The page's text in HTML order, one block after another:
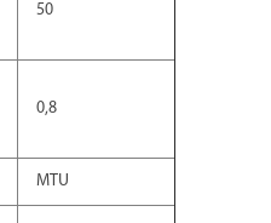
50
0,8
MTU